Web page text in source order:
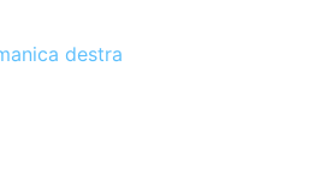
destra